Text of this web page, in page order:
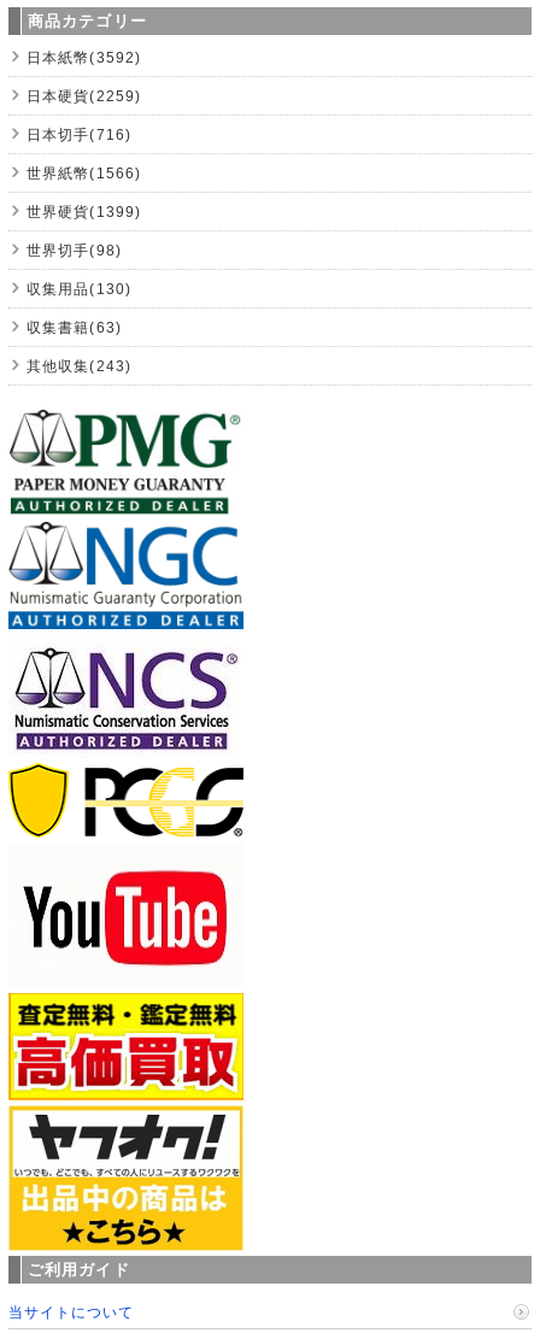
商品カテゴリー
日本紙幣(3592)
日本硬貨(2259)
日本切手(716)
世界紙幣(1566)
世界硬貨(1399)
世界切手(98)
収集用品(130)
収集書籍(63)
其他収集(243)
ご利用ガイド
当サイトについて